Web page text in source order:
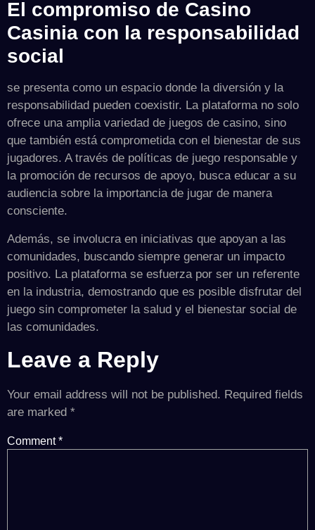
El compromiso de Casino
Casinia con la responsabilidad
social
se presenta como un espacio donde la diversión y la
responsabilidad pueden coexistir. La plataforma no solo
ofrece una amplia variedad de juegos de casino, sino
que también está comprometida con el bienestar de sus
jugadores. A través de políticas de juego responsable y
la promoción de recursos de apoyo, busca educar a su
audiencia sobre la importancia de jugar de manera
consciente.
Además, se involucra en iniciativas que apoyan a las
comunidades, buscando siempre generar un impacto
positivo. La plataforma se esfuerza por ser un referente
en la industria, demostrando que es posible disfrutar del
juego sin comprometer la salud y el bienestar social de
las comunidades.
Leave a Reply
Your email address will not be published. Required fields
are marked *
Comment*